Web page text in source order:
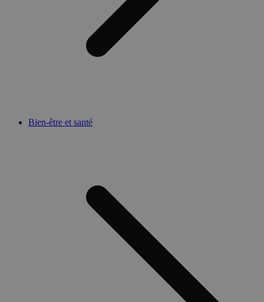
Bien-être et santé